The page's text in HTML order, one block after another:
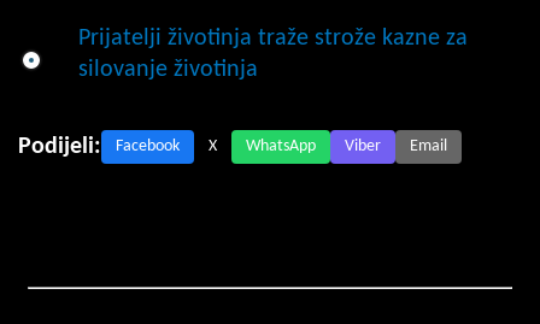
Prijatelji životinja traže strože kazne za
silovanje životinja
Podijeli: Facebook X WhatsApp Viber Email